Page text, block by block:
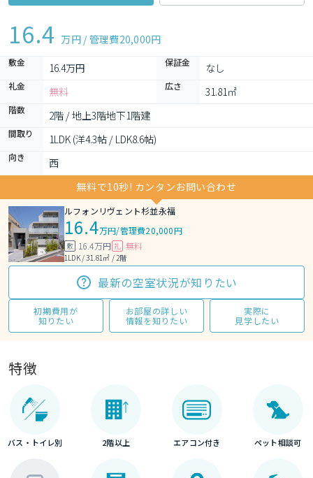
16.4 万円 / 管理費20,000円
敷金 16.4万円 保証金 なし
礼金 無料 広さ 31.81㎡
階数 2階 / 地上3階地下1階建
間取り 1LDK (洋4.3帖 / LDK8.6帖)
向き
西
無料で10秒! カンタンお問い合わせ
ルフォンリヴェント杉並永福
16.4万円/管理費20,000円
敷 16.4万円 礼 無料
1LDK / 31.81㎡ / 2階
最新の空室状況が知りたい
初期費用が
知りたい
お部屋の詳しい
情報を知りたい
実際に
見学したい
特徴
バス・トイレ別 2階以上 エアコン付き ペット相談可